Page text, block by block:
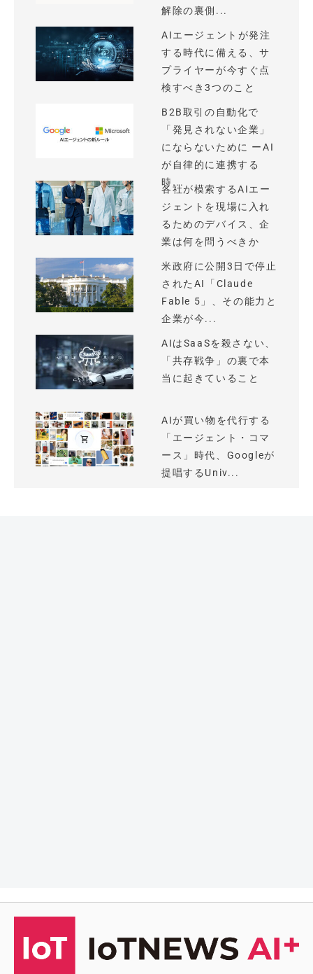
解除の裏側...
AIエージェントが発注
する時代に備える、サ
プライヤーが今すぐ点
検すべき3つのこと
B2B取引の自動化で
「発見されない企業」
にならないために ーAI
が自律的に連携する
時...
各社が模索するAIエー
ジェントを現場に入れ
るためのデバイス、企
業は何を問うべきか
米政府に公開3日で停止
されたAI「Claude
Fable 5」、その能力と
企業が今...
AIはSaaSを殺さない、
「共存戦争」の裏で本
当に起きていること
AIが買い物を代行する
「エージェント・コマ
ース」時代、Googleが
提唱するUniv...